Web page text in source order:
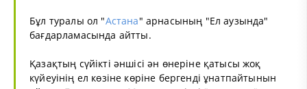
Бұл туралы ол "Астана" арнасының "Ел аузында"
бағдарламасында айтты.
Қазақтың сүйікті әншісі ән өнеріне қатысы жоқ
күйеуінің ел көзіне көріне бергенді ұнатпайтынын